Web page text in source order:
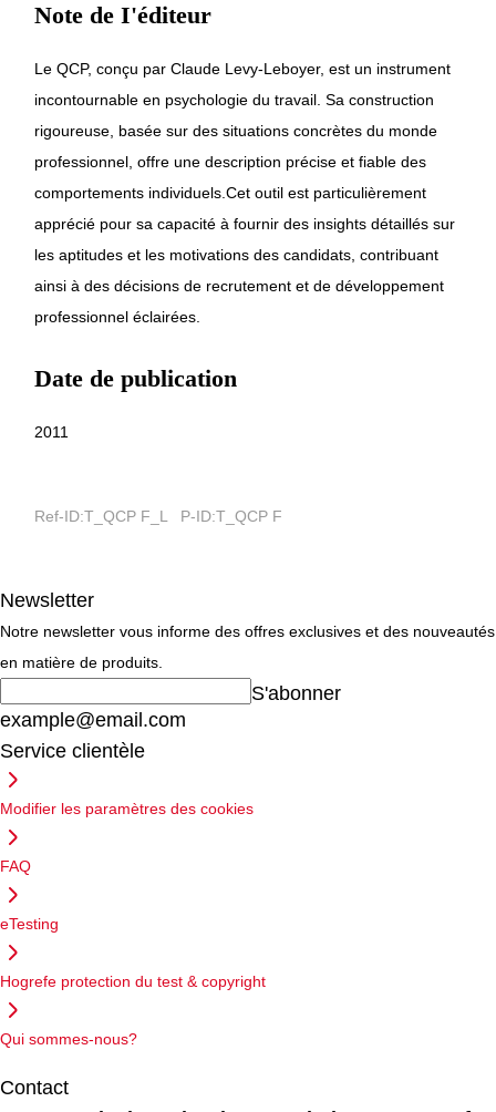
Note de I'éditeur
Le QCP, conçu par Claude Levy-Leboyer, est un instrument
incontournable en psychologie du travail. Sa construction
rigoureuse, basée sur des situations concrètes du monde
professionnel, offre une description précise et fiable des
comportements individuels.Cet outil est particulièrement
apprécié pour sa capacité à fournir des insights détaillés sur
les aptitudes et les motivations des candidats, contribuant
ainsi à des décisions de recrutement et de développement
professionnel éclairées.
Date de publication
2011
Ref-ID:T_QCP F_L P-ID:T_QCP F
Newsletter
Notre newsletter vous informe des offres exclusives et des nouveautés
en matière de produits.
example@email.com
S'abonner
Service clientèle
Modifier les paramètres des cookies
FAQ
eTesting
Hogrefe protection du test & copyright
Qui sommes-nous?
Contact